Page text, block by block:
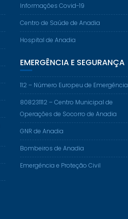
Informações Covid-19
Centro de Saúde de Anadia
Hospital de Anadia
EMERGÊNCIA E SEGURANÇA
112 – Número Europeu de Emergência
808231112 – Centro Municipal de
Operações de Socorro de Anadia
GNR de Anadia
Bombeiros de Anadia
Emergência e Proteção Civil